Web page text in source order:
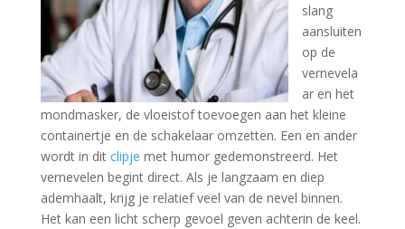
slang
aansluiten
op de
vernevela
ar en het
mondmasker, de vloeistof toevoegen aan het kleine
containertje en de schakelaar omzetten. Een en ander
wordt in dit clipje met humor gedemonstreerd. Het
vernevelen begint direct. Als je langzaam en diep
ademhaalt, krijg je relatief veel van de nevel binnen.
Het kan een licht scherp gevoel geven achterin de keel.